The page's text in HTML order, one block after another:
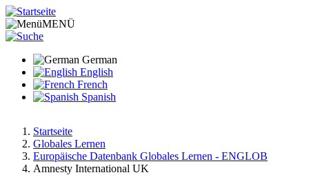
Direkt
zum
Inhalt
MENÜ
German
English
French
Spanish
Pfadnavigation
Startseite
Globales Lernen
Europäische Datenbank Globales Lernen - ENGLOB
Amnesty International UK